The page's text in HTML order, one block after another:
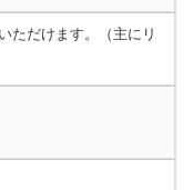
ただけます。（主にリ